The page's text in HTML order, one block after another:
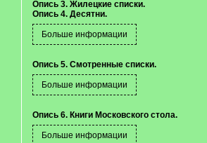
Опись 3. Жилецкие списки.
Опись 4. Десятни.
Опись 5. Смотренные списки.
Опись 6. Книги Московского стола.